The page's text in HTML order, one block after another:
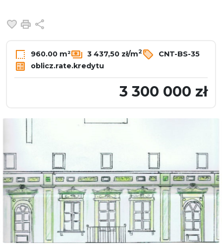
Dodaj do ulubionych
Drukuj
960.00 m² 3 437,50 zł/m2
CNT-BS-35
oblicz.rate.kredytu
3 300 000 zł